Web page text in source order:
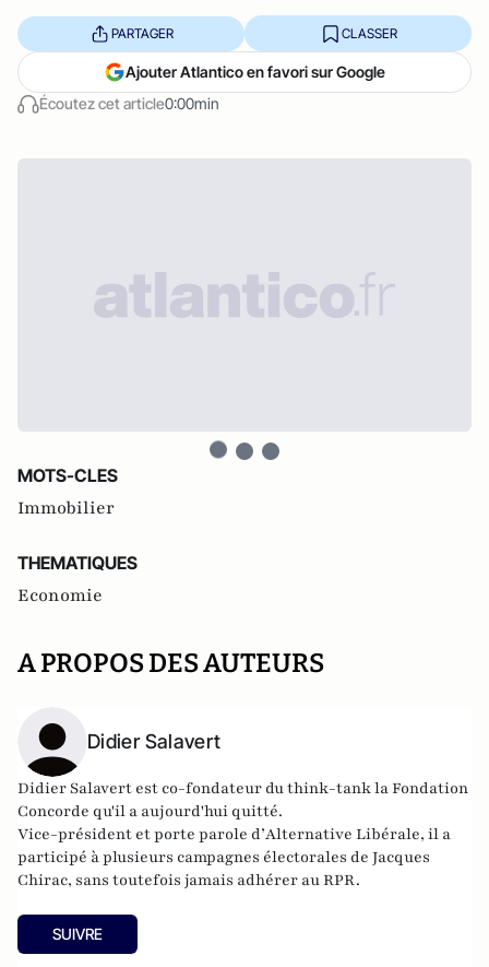
Écoutez cet article0:00min
PARTAGER CLASSER
Ajouter Atlantico en favori sur Google
MOTS-CLES
Immobilier
THEMATIQUES
Economie
A PROPOS DES AUTEURS
Didier Salavert
Didier Salavert est co-fondateur du think-tankla Fondation
Concorde qu'il a aujourd'hui quitté.
Vice-président et porte parole d’Alternative Libérale, il a
participé à plusieurs campagnes électorales de Jacques
Chirac, sans toutefois jamais adhérer au RPR.
SUIVRE